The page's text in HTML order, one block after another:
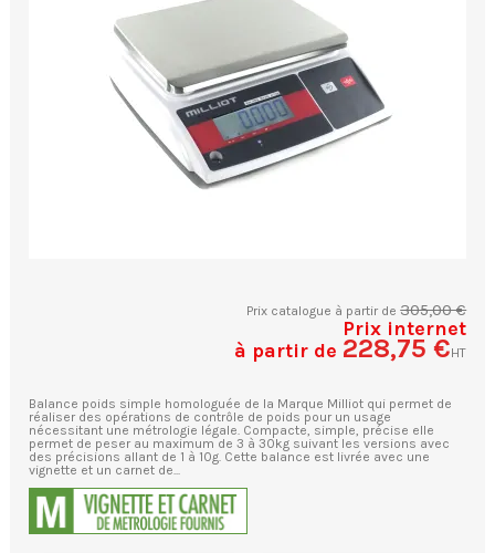
Prix catalogue à partir de305,00 €
Prix internet
à partir de 228,75 €HT
Balance poids simple homologuée de la Marque Milliot qui permet de
réaliser des opérations de contrôle de poids pour un usage
nécessitant une métrologie légale. Compacte, simple, précise elle
permet de peser au maximum de 3 à 30kg suivant les versions avec
des précisions allant de 1 à 10g. Cette balance est livrée avec une
vignette et un carnet de...